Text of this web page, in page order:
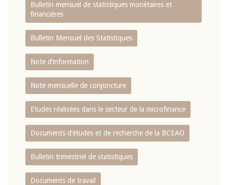
Bulletin mensuel de statistiques monétaires et
financières
Bulletin Mensuel des Statistiques
Note d’information
Note mensuelle de conjoncture
Etudes réalisées dans le secteur de la microfinance
Documents d’études et de recherche de la BCEAO
Bulletin trimestriel de statistiques
Documents de travail